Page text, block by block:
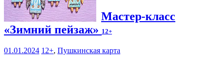
Мастер-класс
«Зимний пейзаж» 12+
01.01.2024 12+, Пушкинская карта